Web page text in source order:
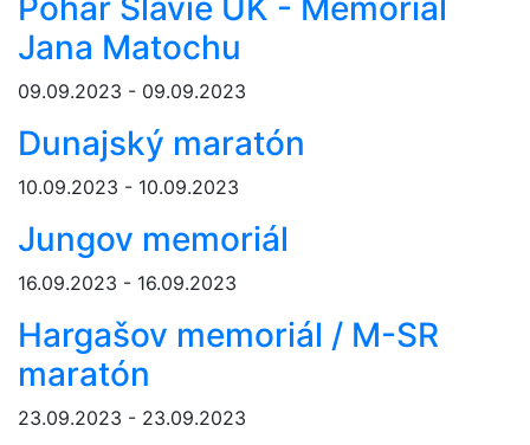
Pohár Slávie UK - Memoriál
Jana Matochu
09.09.2023 - 09.09.2023
Dunajský maratón
10.09.2023 - 10.09.2023
Jungov memoriál
16.09.2023 - 16.09.2023
Hargašov memoriál / M-SR
maratón
23.09.2023 - 23.09.2023